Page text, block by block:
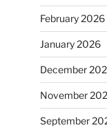
February 2026
January 2026
December
November
September